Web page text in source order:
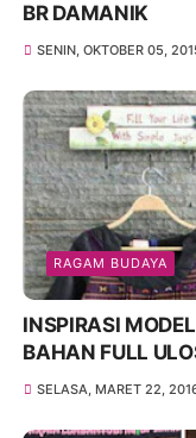
BR DAMANIK
SENIN, OKTOBER 05,
RAGAM BUDAYA
INSPIRASI
BAHAN FULL
SELASA, MARET 22,